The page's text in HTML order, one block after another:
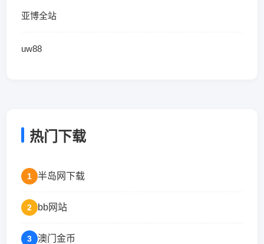
亚博全站
uw88
热门下载
1 半岛网下载
2 bb网站
3 澳门金币